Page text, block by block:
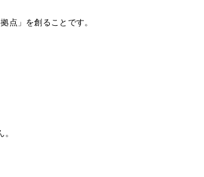
点」を創ることです。